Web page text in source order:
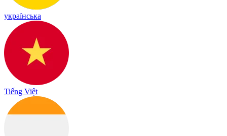
українська
Tiếng Việt